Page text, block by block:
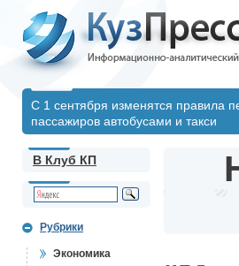
С 1 сентября изменятся правила
пассажиров автобусами и такси
В Клуб КП
Рубрики
Экономика